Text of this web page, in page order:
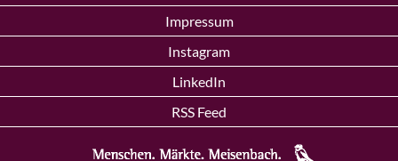
Impressum
Instagram
LinkedIn
RSS Feed